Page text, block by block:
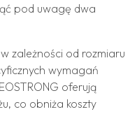
pod uwagę dwa
zależności od rozmiaru
wymagań
oferują
co obniża koszty